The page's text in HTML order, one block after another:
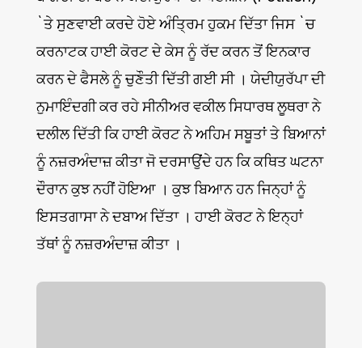
`ਤੇ ਸੁਣਵਾਈ ਕਰਦੇ ਹੋਏ ਅੰਤ੍ਰਿਮ ਹੁਕਮ ਦਿੱਤਾ ਜਿਸ `ਚ
ਕਰਨਾਟਕ ਹਾਈ ਕੋਰਟ ਦੇ ਕੇਸ ਨੂੰ ਰੱਦ ਕਰਨ ਤੋਂ ਇਨਕਾਰ
ਕਰਨ ਦੇ ਫੈਸਲੇ ਨੂੰ ਚੁਣੌਤੀ ਦਿੱਤੀ ਗਈ ਸੀ । ਯੇਦੀਯੁਰੱਪਾ ਦੀ
ਨੁਮਾਇੰਦਗੀ ਕਰ ਰਹੇ ਸੀਨੀਅਰ ਵਕੀਲ ਸਿਧਾਰਥ ਲੂਥਰਾ ਨੇ
ਦਲੀਲ ਦਿੱਤੀ ਕਿ ਹਾਈ ਕੋਰਟ ਨੇ ਅਹਿਮ ਸਬੂਤਾਂ ਤੇ ਬਿਆਨਾਂ
ਨੂੰ ਨਜ਼ਰਅੰਦਾਜ਼ ਕੀਤਾ ਜੋ ਦਰਸਾਉਂਦੇ ਹਨ ਕਿ ਕਥਿਤ ਘਟਨਾ
ਦੌਰਾਨ ਕੁਝ ਨਹੀਂ ਹੋਇਆ । ਕੁਝ ਬਿਆਨ ਹਨ ਜਿਨ੍ਹਾਂ ਨੂੰ
ਇਸਤਗਾਸਾ ਨੇ ਦਬਾਅ ਦਿੱਤਾ । ਹਾਈ ਕੋਰਟ ਨੇ ਇਨ੍ਹਾਂ
ਤੱਥਾਂ ਨੂੰ ਨਜ਼ਰਅੰਦਾਜ਼ ਕੀਤਾ ।